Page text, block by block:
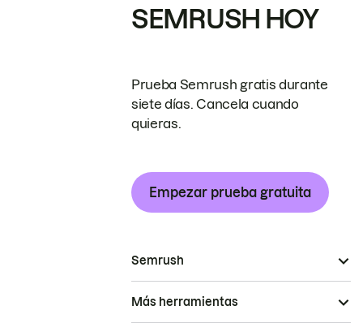
SEMRUSH HOY
Prueba Semrush gratis durante
siete días. Cancela cuando
quieras.
Empezar prueba gratuita
Semrush
Más herramientas